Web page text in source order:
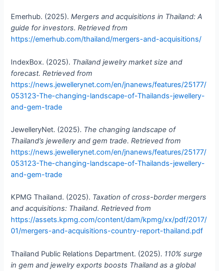
Emerhub. (2025).Mergers and acquisitions in Thailand: A
guide for investors. Retrieved from
https://emerhub.com/thailand/mergers-and-acquisitions/
IndexBox. (2025). Thailand jewelry market size and
forecast. Retrieved from
https://news.jewellerynet.com/en/jnanews/features/25177/
053123-The-changing-landscape-of-Thailands-jewellery-
and-gem-trade
JewelleryNet. (2025). The changing landscape of
Thailand’s jewellery and gem trade. Retrieved from
https://news.jewellerynet.com/en/jnanews/features/25177/
053123-The-changing-landscape-of-Thailands-jewellery-
and-gem-trade
KPMG Thailand. (2025). Taxation of cross-border mergers
and acquisitions: Thailand. Retrieved from
https://assets.kpmg.com/content/dam/kpmg/xx/pdf/2017/
01/mergers-and-acquisitions-country-report-thailand.pdf
Thailand Public Relations Department. (2025). 110% surge
in gem and jewelry exports boosts Thailand as a global